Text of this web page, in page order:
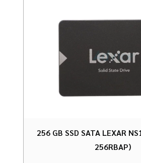
256 GB SSD SATA LEXAR
256RBAP)